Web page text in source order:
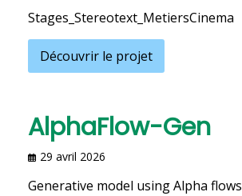
Stages_Stereotext_MetiersCinema
Découvrir le projet
AlphaFlow-Gen
29 avril 2026
Generative model using Alpha flows